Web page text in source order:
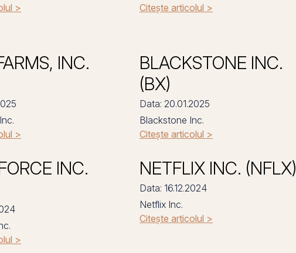
>
Citește articolul >
INC.
>
BLACKSTONE INC.
(BX)
Data: 20.01.2025
Blackstone Inc.
Citește articolul >
INC.
>
NETFLIX INC. (NFLX)
Data: 16.12.2024
Netflix Inc.
Citește articolul >